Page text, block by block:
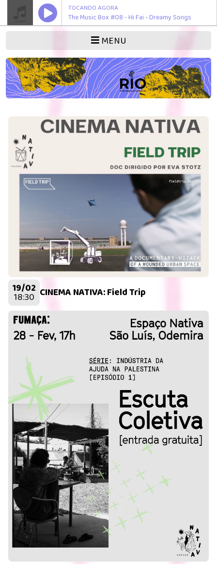
TOCANDO AGORA
The Music Box #08 - Hi Fai - Dreamy Songs
MENU
19/02
18:30 CINEMA NATIVA: Field Trip